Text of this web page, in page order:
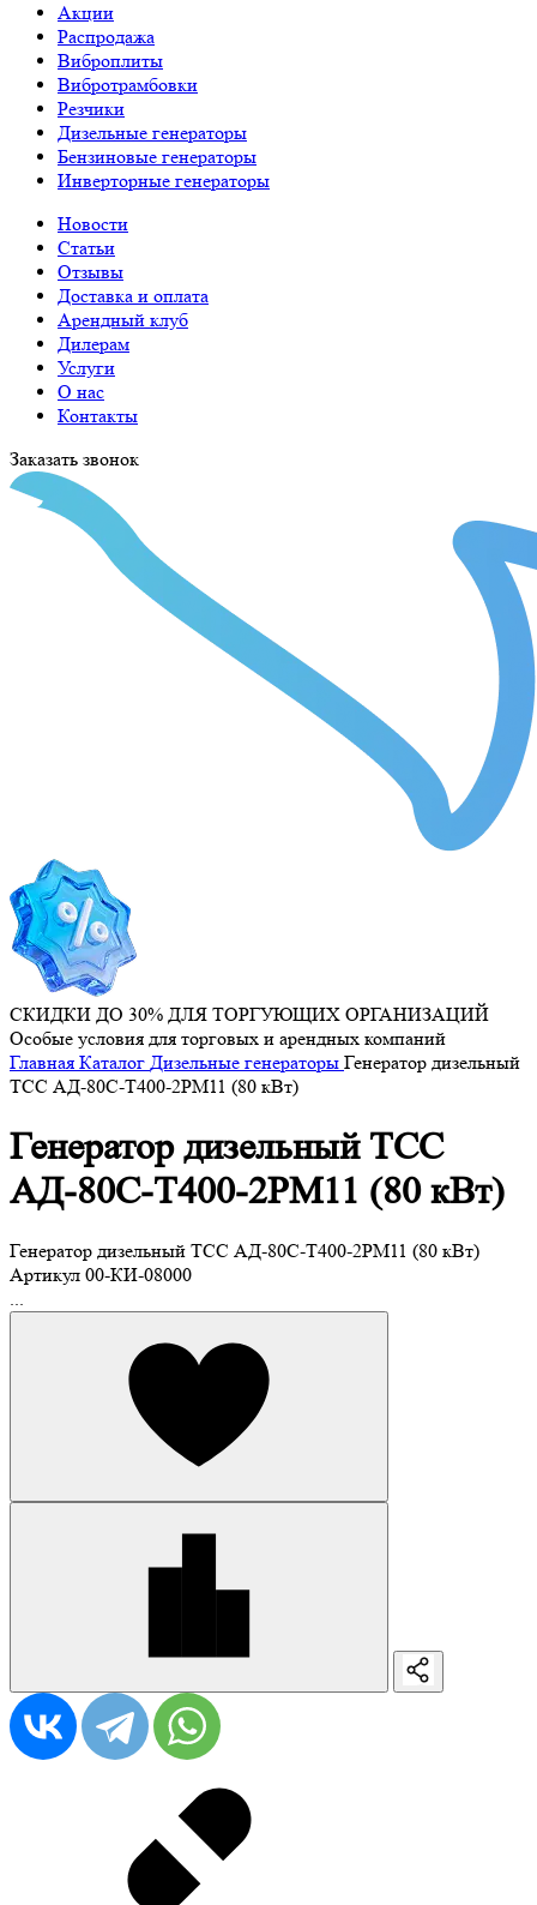
Акции
Распродажа
Виброплиты
Вибротрамбовки
Резчики
Дизельные генераторы
Бензиновые генераторы
Инверторные генераторы
Новости
Статьи
Отзывы
Доставка и оплата
Арендный клуб
Дилерам
Услуги
О нас
Контакты
Заказать звонок
СКИДКИ ДО 30% ДЛЯ ТОРГУЮЩИХ ОРГАНИЗАЦИЙ
Особые условия для торговых и арендных компаний
Главная Каталог Дизельные генераторы Генератор дизельный
ТСС АД-80С-Т400-2РМ11 (80 кВт)
Генератор дизельный ТСС
АД-80С-Т400-2РМ11 (80 кВт)
Генератор дизельный ТСС АД-80С-Т400-2РМ11 (80 кВт)
Артикул 00-КИ-08000
...